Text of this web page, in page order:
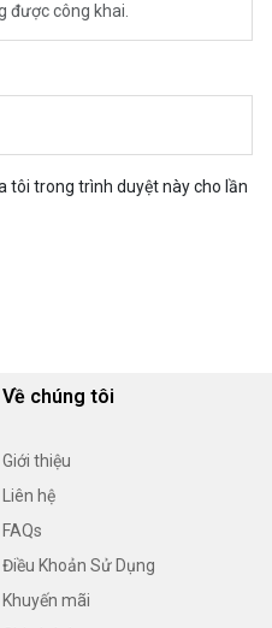
tôi trong trình duyệt này cho lần
Về chúng tôi
Giới thiệu
Liên hệ
FAQs
Điều Khoản Sử Dụng
Khuyến mãi